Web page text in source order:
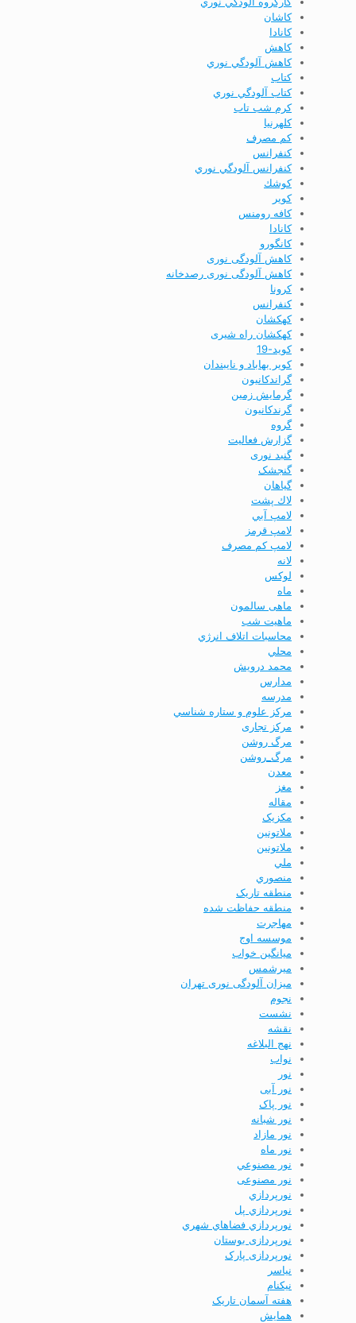
كاشان
كانادا
كاهش
كاهش آلودگي نوري
كتاب
كتاب آلودگي نوري
كرم شب تاب
كلهرنيا
كم مصرف
كنفرانس
كنفرانس آلودگي نوري
كوشك
كوير
کافه رومنس
کانادا
کانگورو
کاهش آلودگی نوری
کاهش آلودگی نوری رصدخانه
کرونا
کنفرانس
کهکشان
کهکشان راه شیری
کوید-19
کویر بهاباد و نایبندان
گراندكانيون
گرمایش زمین
گرندکانیون
گروه
گزارش فعاليت
گنبد نوری
گنجشک
گياهان
لاك پشت
لامپ آبي
لامپ قرمز
لامپ كم مصرف
لانه
لوکس
ماه
ماهی سالمون
ماهیت شب
محاسبات اتلاف انرژي
محلي
محمد درویش
مدارس
مدرسه
مركز علوم و ستاره شناسي
مرکز تجاری
مرگ روشن
مرگ_روشن
معدن
مغز
مقاله
مکزیک
ملاتونين
ملاتونین
ملي
منصوري
منطقه تاریک
منطقه حفاظت شده
مهاجرت
موسسه اوج
ميانگين خواب
ميرشمس
میزان آلودگی نوری تهران
نجوم
نشست
نقشه
نهج البلاغه
نواب
نور
نور آبی
نور پاک
نور شبانه
نور مازاد
نور ماه
نور مصنوعي
نور مصنوعی
نورپردازي
نورپردازي پل
نورپردازي فضاهاي شهري
نورپردازی بوستان
نورپردازی پارک
نياسر
نیکنام
هفته آسمان تاریک
همايش